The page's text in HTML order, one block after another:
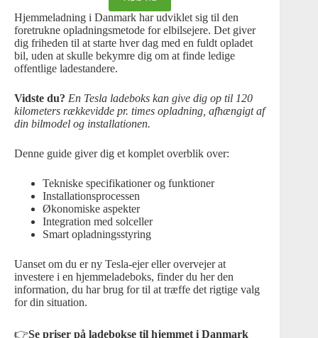
Hjemmeladning i Danmark har udviklet sig til den
foretrukne opladningsmetode for elbilsejere. Det giver
dig friheden til at starte hver dag med en fuldt opladet
bil, uden at skulle bekymre dig om at finde ledige
offentlige ladestandere.
Vidste du? En Tesla ladeboks kan give dig op til 120
kilometers rækkevidde pr. times opladning, afhængigt af
din bilmodel og installationen.
Denne guide giver dig et komplet overblik over:
Tekniske specifikationer og funktioner
Installationsprocessen
Økonomiske aspekter
Integration med solceller
Smart opladningsstyring
Uanset om du er ny Tesla-ejer eller overvejer at
investere i en hjemmeladeboks, finder du her den
information, du har brug for til at træffe det rigtige valg
for din situation.
👉Se priser på ladebokse til hjemmet i Danmark